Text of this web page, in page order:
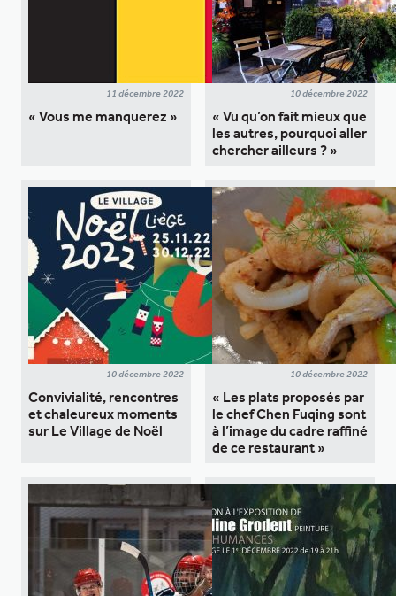
11 décembre 2022
« Vous me manquerez »
10 décembre 2022
« Vu qu’on fait mieux que
les autres, pourquoi aller
chercher ailleurs ? »
10 décembre 2022
Convivialité, rencontres
et chaleureux moments
sur Le Village de Noël
10 décembre 2022
« Les plats proposés par
le chef Chen Fuqing sont
à l’image du cadre raffiné
de ce restaurant »